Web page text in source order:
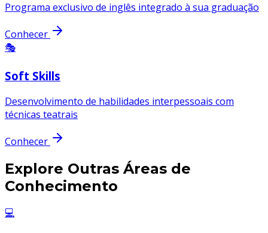
Programa exclusivo de inglês integrado à sua graduação
Conhecer
🎭
Soft Skills
Desenvolvimento de habilidades interpessoais com
técnicas teatrais
Conhecer
Explore Outras Áreas de
Conhecimento
💻